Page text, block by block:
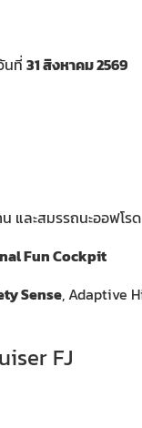
นที่ 31 สิงหาคม 2569
และสมรรถนะออฟโรด
Fun Cockpit
Sense, Adaptive
FJ